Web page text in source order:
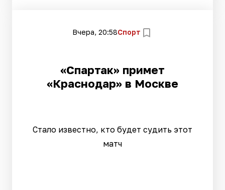
Вчера, 20:58Спорт
«Спартак» примет
«Краснодар» в Москве
Стало известно, кто будет судить этот
матч